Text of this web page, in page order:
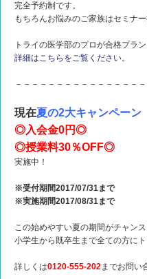
完全予約制です。
もちろんお悩みのご家族はセミナ
トライの医学部のプロが合格プラ
詳細はこちらをご覧ください。
－－－－－－－－－－－－－－－
現在夏の2大キャンペーン
◎入会金0円◎
◎授業料30％OFF◎
実施中！
※受付期間2017/07/31まで
※実施期間2017/08/31まで
この始めやすい夏の期間がチャンス
小学生から既卒生まで全ての方に
詳しくは0120-555-202までお問い